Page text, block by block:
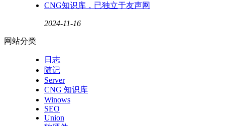
CNG知识库，已独立于友声网
2024-11-16
网站分类
日志
随记
Server
CNG 知识库
Winows
SEO
Union